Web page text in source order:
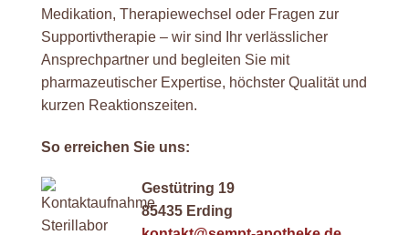
Medikation, Therapiewechsel oder Fragen zur
Supportivtherapie – wir sind Ihr verlässlicher
Ansprechpartner und begleiten Sie mit
pharmazeutischer Expertise, höchster Qualität und
kurzen Reaktionszeiten.
So erreichen Sie uns:
Gestütring 19
85435 Erding